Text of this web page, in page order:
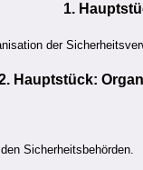
1.
der
Hauptstück:
Sicherheitsbehörden.